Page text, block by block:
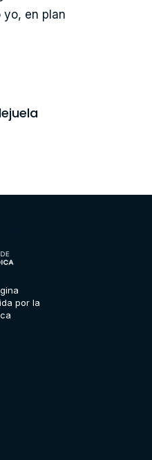
yo, en plan
por la